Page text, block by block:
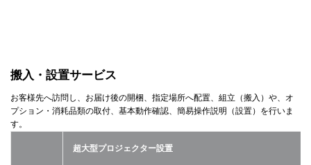
搬入・設置サービス
お客様先へ訪問し、お届け後の開梱、指定場所へ配置、組立（搬入）や、オ
プション・消耗品類の取付、基本動作確認、簡易操作説明（設置）を行いま
す。
超大型プロジェクター設置